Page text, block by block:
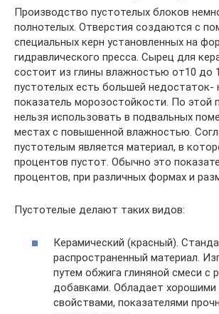
Производство пустотелых блоков
полнотелых. Отверстия создаются с
специальных керн установленных на
гидравлического пресса. Сырец для
состоит из глины влажностью от10 до
пустотелых есть большей недостаток-
показатель морозостойкости. По этой
нельзя использовать в подвальных
местах с повышенной влажностью.
пустотелым является материал, в
процентов пустот. Обычно это
процентов, при различных формах и
Пустотелые делают таких видов:
Керамический (красный).
распространенный материал.
путем обжига глиняной смеси с
добавками. Обладает
свойствами, показателями